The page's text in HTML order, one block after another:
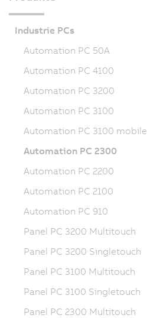
Industrie PCs
Automation PC 50A
Automation PC 4100
Automation PC 3200
Automation PC 3100
Automation PC 3100 mobile
Automation PC 2300
Automation PC 2200
Automation PC 2100
Automation PC 910
Panel PC 3200 Multitouch
Panel PC 3200 Singletouch
Panel PC 3100 Multitouch
Panel PC 3100 Singletouch
Panel PC 2300 Multitouch